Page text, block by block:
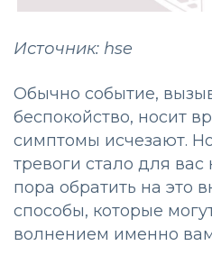
Источник: hse
Обычно событие,
беспокойство, носит
симптомы исчезают.
тревоги стало для
пора обратить на это
способы, которые
волнением именно